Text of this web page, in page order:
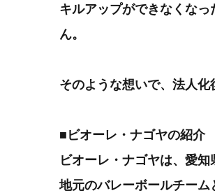
キルアップができなくな
ん。
そのような想いで、法人化
■ビオーレ・ナゴヤの紹介
ビオーレ・ナゴヤは、愛知
地元のバレーボールチーム